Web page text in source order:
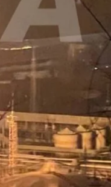
минулося без